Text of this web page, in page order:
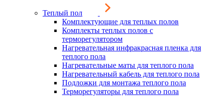
Теплый пол
Комплектующие для теплых полов
Комплекты теплых полов с
терморегулятором
Нагревательная инфракрасная пленка для
теплого пола
Нагревательные маты для теплого пола
Нагревательный кабель для теплого пола
Подложки для монтажа теплого пола
Терморегуляторы для теплого пола